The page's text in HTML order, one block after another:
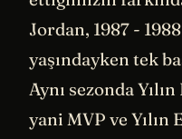
Jordan, 1987 -
yaşındayken tek
Aynı sezonda
yani MVP ve Yılın